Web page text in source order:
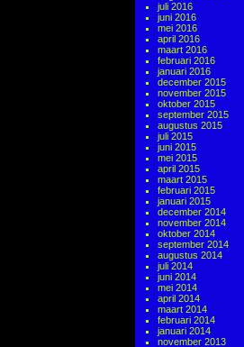
juli 2016
juni 2016
mei 2016
april 2016
maart 2016
februari 2016
januari 2016
december 2015
november 2015
oktober 2015
september 2015
augustus 2015
juli 2015
juni 2015
mei 2015
april 2015
maart 2015
februari 2015
januari 2015
december 2014
november 2014
oktober 2014
september 2014
augustus 2014
juli 2014
juni 2014
mei 2014
april 2014
maart 2014
februari 2014
januari 2014
november 2013